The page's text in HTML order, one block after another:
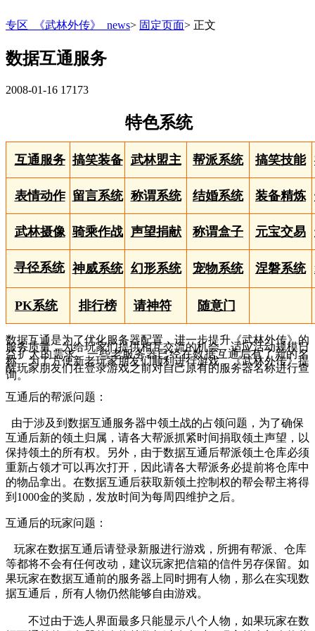
专区_《武林外传》_news> 固定页面> 正文
数据互通服务
2008-01-16 17173
特色系统
互通服务 搞笑装备 武林盟主 帮派系统 搞笑技能
表情动作 留言系统 称谓系统 结婚系统 装备精炼
武林摄像 骑乘作战 声望捐献 称谓盒子 元宝交易
寻径系统 神威系统 幻形系统 宠物系统 涅磐系统
PK系统 排行榜 请神符 随意门
数据互通是为了优化服务器配置，进一步提升《武林外传》的
服务质量，为给玩家们提供相互交流的机会，适应活动规模日
益扩大的需求。一些老服务器已经在数据互通后有了新的名
称，为了方便新老玩家朋友们顺利进行游戏，《武林外传》提
醒玩家朋友们在登录游戏之前对自己原有的服务器名称进行查
询。
互通后的帮派问题：
由于涉及到数据互通服务器中领土战的占领问题，为了确保
互通后新的领土归属，请各大帮派抓紧时间捐取领土声望，以
保持领土的所有权。另外，由于数据互通后帮派领土仓库必须
重新占领才可以再次打开，因此请各大帮派务必提前将仓库中
的物品拿出。在数据互通后获取新领土控制权的帮会帮主将得
到1000金的奖励，发放时间为每周四维护之后。
互通后的玩家问题：
玩家在数据互通后请登录新服进行游戏，所拥有帮派、仓库
等都将不会有任何改动，建议玩家把信箱的信件另存保留。如
果玩家在数据互通前的服务器上同时拥有人物，那么在实现数
据互通后，所有人物仍然能够自由游戏。
不过由于选人界面最多只能显示八个人物，如果玩家在数